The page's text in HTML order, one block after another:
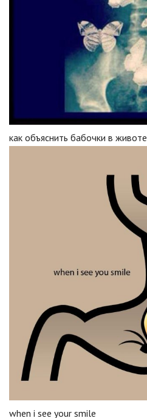
как объяснить бабочки в животе
when i see your smile